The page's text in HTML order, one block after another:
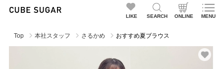
LIKE SEARCH ONLINE MENU
Top 本社スタッフ さるかめ おすすめ夏ブラウス